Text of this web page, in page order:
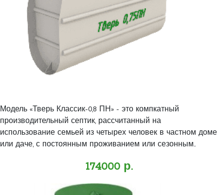
Модель «Тверь Классик-0,8 ПН» - это компкатный
производительный септик, рассчитанный на
использование семьей из четырех человек в частном доме
или даче, с постоянным проживанием или сезонным..
174000 р.